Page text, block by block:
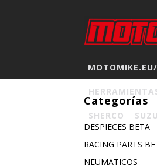
SHERCO
Categorías
DESPIECES BETA
RACING PARTS
NEUMATICOS